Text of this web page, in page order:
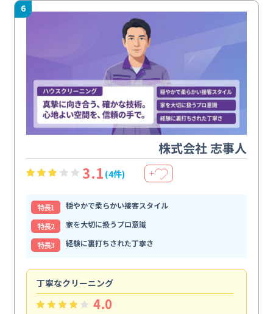
6
株式会社 志事人
3.1 (4件) ＋
特⻑1
穏やかで柔らかい接客スタイル
特⻑2
家を大切に扱うプロ意識
特⻑3
経験に裏打ちされた丁寧さ
丁寧なクリーニング
4.0